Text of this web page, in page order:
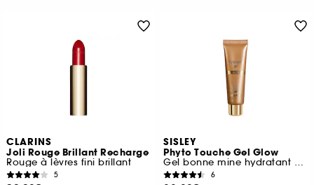
CLARINS
Joli Rouge Brillant Recharge
Rouge à lèvres fini brillant
5
SISLEY
Phyto Touche Gel Glow
Gel bonne mine hydratant et lumineux
6